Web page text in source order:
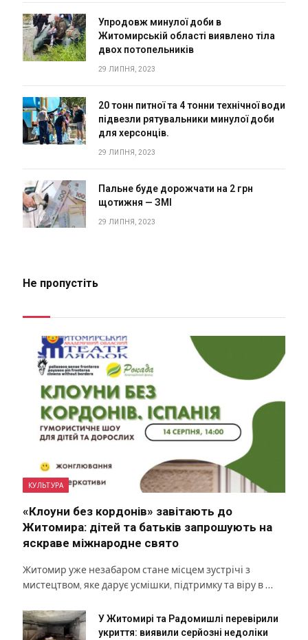
Упродовж минулої доби в
Житомирській області виявлено тіла
двох потопельників
29 ЛИПНЯ, 2023
20 тонн питної та 4 тонни технічної води
підвезли рятувальники минулої доби
для херсонців.
29 ЛИПНЯ, 2023
Пальне буде дорожчати на 2 грн
щотижня — ЗМІ
29 ЛИПНЯ, 2023
Не пропустіть
КУЛЬТУРА
«Клоуни без кордонів» завітають до
Житомира: дітей та батьків запрошують на
яскраве міжнародне свято
Житомир уже незабаром стане місцем зустрічі з
мистецтвом, яке дарує усмішки, підтримку та віру в …
У Житомирі та Радомишлі перевірили
укриття: виявили серйозні недоліки